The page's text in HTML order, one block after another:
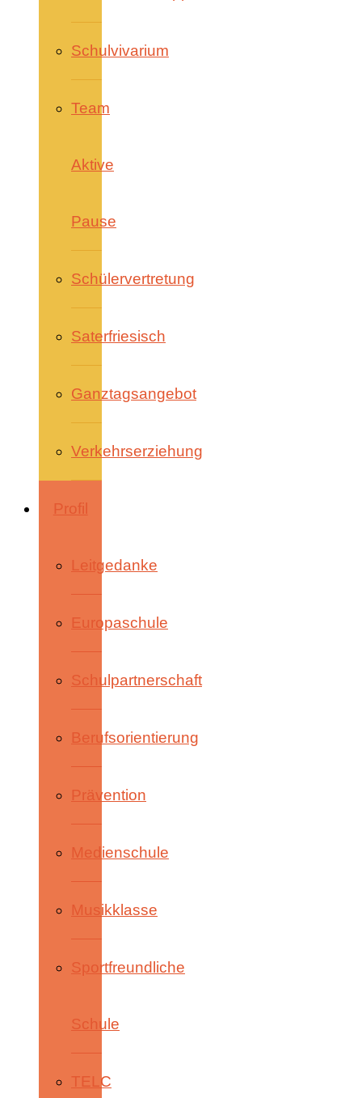
Schulvivarium
Team
Aktive
Pause
Schülervertretung
Saterfriesisch
Ganztagsangebot
Verkehrserziehung
Profil
Leitgedanke
Europaschule
Schulpartnerschaft
Berufsorientierung
Prävention
Medienschule
Musikklasse
Sportfreundliche
Schule
TELC